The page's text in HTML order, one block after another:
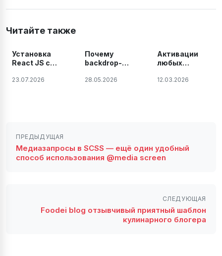
Читайте также
Установка
React JS с
23.07.2026
Почему
backdrop-
работает в
28.05.2026
Активации
любых
плагинов
12.03.2026
ПРЕДЫДУЩАЯ
Медиазапросы в SCSS — ещё один удобный
способ использования @media screen
СЛЕДУЮЩАЯ
Foodei blog отзывчивый приятный шаблон
кулинарного блогера